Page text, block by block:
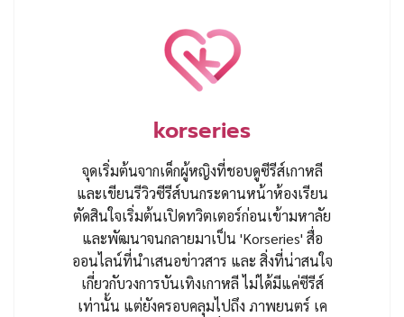
korseries
จุดเริ่มต้นจากเด็กผู้หญิงที่ชอบดูซีรีส์เกาหลี
และเขียนรีวิวซีรีส์บนกระดานหน้าห้องเรียน
ตัดสินใจเริ่มต้นเปิดทวิตเตอร์ก่อนเข้ามหาลัย
และพัฒนาจนกลายมาเป็น 'Korseries' สื่อ
ออนไลน์ที่นำเสนอข่าวสาร และ สิ่งที่น่าสนใจ
เกี่ยวกับวงการบันเทิงเกาหลี ไม่ได้มีแค่ซีรีส์
เท่านั้น แต่ยังครอบคลุมไปถึง ภาพยนตร์ เค